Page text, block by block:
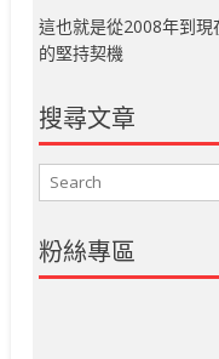
這也就是從2008年到
的堅持契機
搜尋文章
粉絲專區